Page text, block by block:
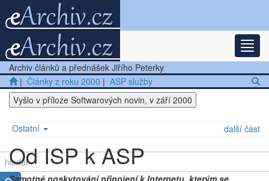
Nejnovější články
Další články
Přednášky
Ostatní
Archiv článků a přednášek Jiřího Peterky
| Články z roku 2000 | ASP služby
Vyšlo v příloze Softwarových novin, v září 2000
další část
Od ISP k ASP
Samotné poskytování připojení k Internetu, kterým se